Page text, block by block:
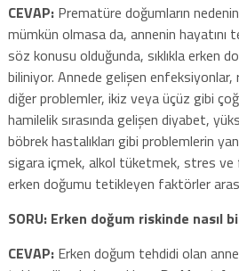
CEVAP:Prematüre doğumların
mümkün olmasa da, annenin hayatını
söz konusu olduğunda, sıklıkla erken
biliniyor. Annede gelişen
diğer problemler, ikiz veya üçüz gibi
hamilelik sırasında gelişen diyabet,
böbrek hastalıkları gibi problemlerin
sigara içmek, alkol tüketmek, stres
erken doğumu tetikleyen faktörler
SORU: Erken doğum riskinde nasıl
CEVAP:Erken doğum tehdidi olan anne